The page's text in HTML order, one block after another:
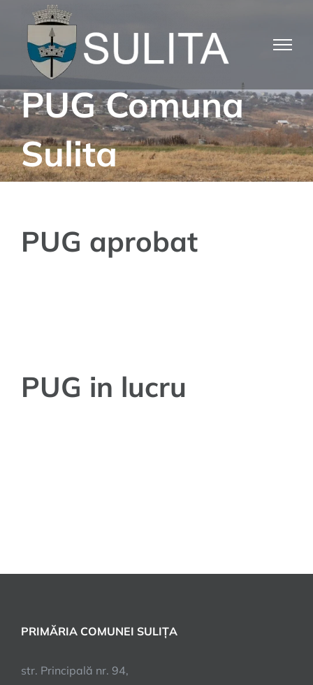
content
PUG Comuna
Sulita
PUG aprobat
PUG in lucru
PRIMĂRIA COMUNEI SULIȚA
str. Principală nr. 94,